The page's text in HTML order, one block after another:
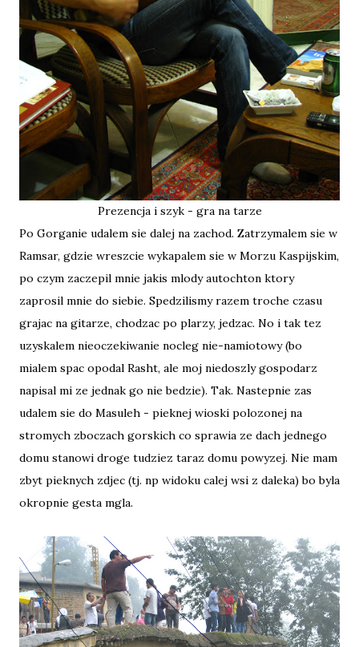
Prezencja i szyk - gra na tarze
Po Gorganie udalem sie dalej na zachod. Zatrzymalem sie w
Ramsar, gdzie wreszcie wykapalem sie w Morzu Kaspijskim,
po czym zaczepil mnie jakis mlody autochton ktory
zaprosil mnie do siebie. Spedzilismy razem troche czasu
grajac na gitarze, chodzac po plarzy, jedzac. No i tak tez
uzyskalem nieoczekiwanie nocleg nie-namiotowy (bo
mialem spac opodal Rasht, ale moj niedoszly gospodarz
napisal mi ze jednak go nie bedzie). Tak. Nastepnie zas
udalem sie do Masuleh - pieknej wioski polozonej na
stromych zboczach gorskich co sprawia ze dach jednego
domu stanowi droge tudziez taraz domu powyzej. Nie mam
zbyt pieknych zdjec (tj. np widoku calej wsi z daleka) bo byla
okropnie gesta mgla.